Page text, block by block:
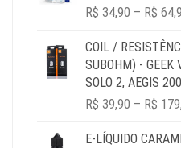
R$ 34,90 – R$
COIL /
SUBOHM) - GEEK
SOLO 2, AEGIS
R$ 39,90 – R$
E-LÍQUIDO